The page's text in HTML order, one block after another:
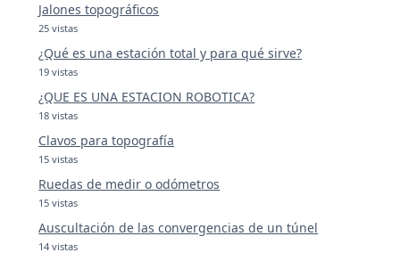
Jalones topográficos
25 vistas
¿Qué es una estación total y para qué sirve?
19 vistas
¿QUE ES UNA ESTACION ROBOTICA?
18 vistas
Clavos para topografía
15 vistas
Ruedas de medir o odómetros
15 vistas
Auscultación de las convergencias de un túnel
14 vistas